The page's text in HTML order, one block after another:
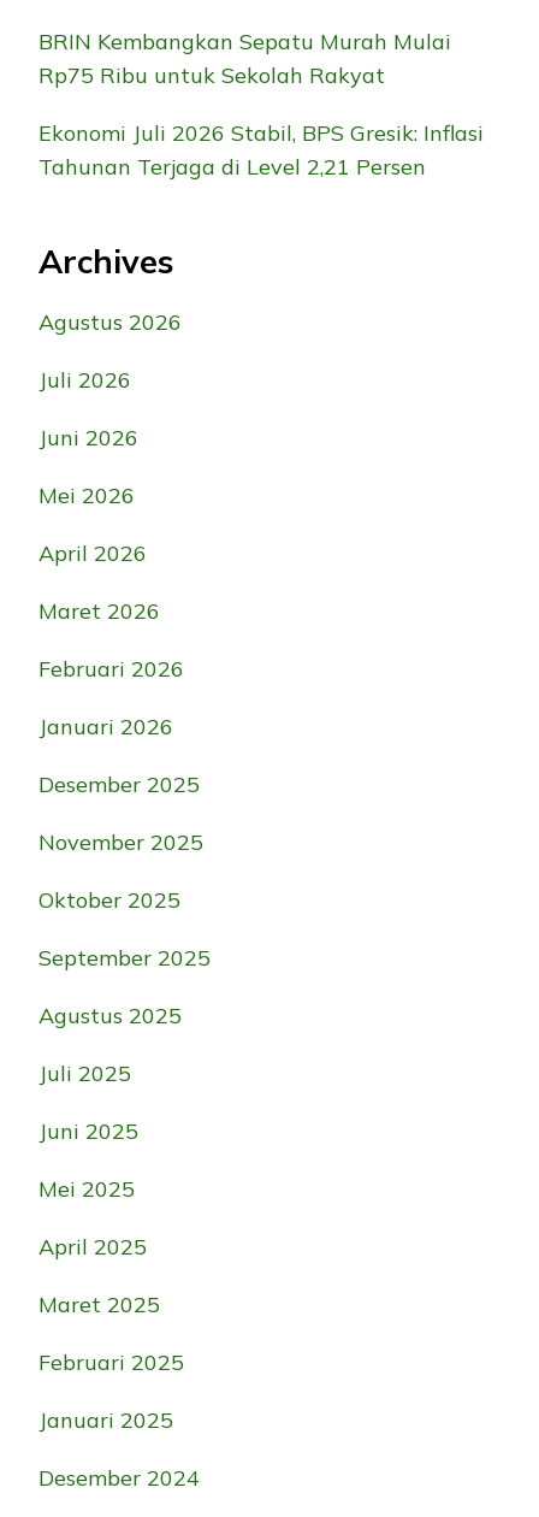
BRIN Kembangkan Sepatu Murah Mulai
Rp75 Ribu untuk Sekolah Rakyat
Ekonomi Juli 2026 Stabil, BPS Gresik: Inflasi
Tahunan Terjaga di Level 2,21 Persen
Archives
Agustus 2026
Juli 2026
Juni 2026
Mei 2026
April 2026
Maret 2026
Februari 2026
Januari 2026
Desember 2025
November 2025
Oktober 2025
September 2025
Agustus 2025
Juli 2025
Juni 2025
Mei 2025
April 2025
Maret 2025
Februari 2025
Januari 2025
Desember 2024